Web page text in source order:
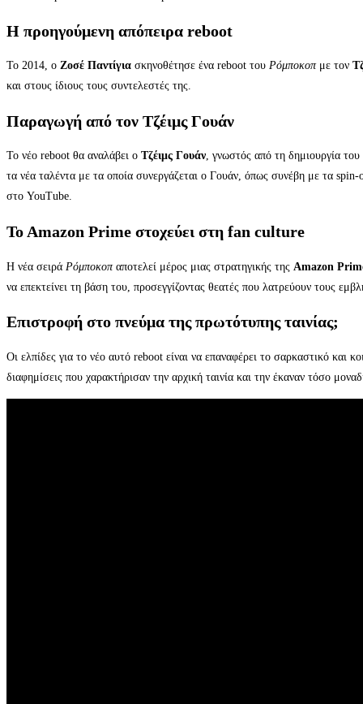
Η προηγούμενη απόπειρα reboot
Το 2014, ο Ζοσέ Παντίγια σκηνοθέτησε ένα reboot του Ρόμποκοπμε τον
και στους ίδιους τους συντελεστές της.
Παραγωγή από τον Τζέιμς Γουάν
Το νέο reboot θα αναλάβει ο Τζέιμς Γουάν, γνωστός από τη δημιουργία του
τα νέα ταλέντα με τα οποία συνεργάζεται ο Γουάν, όπως συνέβη με τα
στο YouTube.
To Amazon Prime στοχεύει στη fan culture
Η νέα σειρά Ρόμποκοπαποτελεί μέρος μιας στρατηγικής της Amazon
να επεκτείνει τη βάση του, προσεγγίζοντας θεατές που λατρεύουν τους
Επιστροφή στο πνεύμα της πρωτότυπης ταινίας;
Οι ελπίδες για το νέο αυτό reboot είναι να επαναφέρει το σαρκαστικό και
διαφημίσεις που χαρακτήρισαν την αρχική ταινία και την έκαναν τόσο